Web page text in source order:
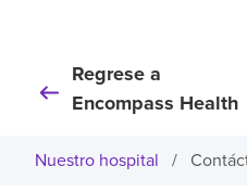
Regrese a
Encompass Health
Nuestro hospital /